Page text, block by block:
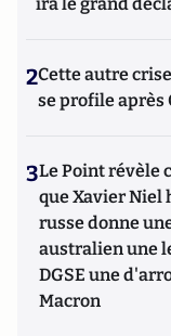
2Cette autre
se profile après
3Le Point révèle
que Xavier Niel
russe donne
australien une
DGSE une
Macron